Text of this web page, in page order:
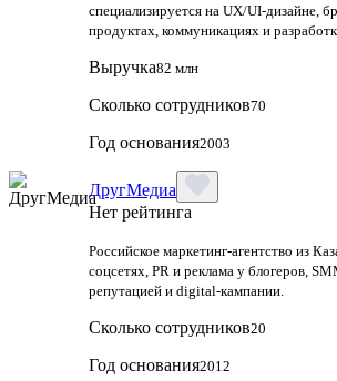
специализируется на UX/UI‑дизайне,
продуктах, коммуникациях и
Выручка82 млн
Сколько сотрудников70
Год основания2003
ДругМедиа
Нет рейтинга
Российское маркетинг-агентство из
соцсетях, PR и реклама у блогеров,
репутацией и digital-кампании.
Сколько сотрудников20
Год основания2012